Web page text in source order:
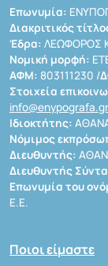
Επωνυμία:
Διακριτικός
Έδρα: ΛΕΩΦΟΡΟΣ
Νομική μορφή:
ΑΦΜ: 803111230 /
Στοιχεία
info@enypografa.gr
Ιδιοκτήτης:
Νόμιμος
Διευθυντής:
Διευθυντής
Επωνυμία του
Ε.Ε.
Ποιοι είμαστε